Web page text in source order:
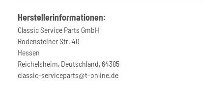
Herstellerinformationen:
Classic Service Parts GmbH
Rodensteiner Str. 40
Hessen
Reichelsheim, Deutschland, 64385
classic-serviceparts@t-online.de